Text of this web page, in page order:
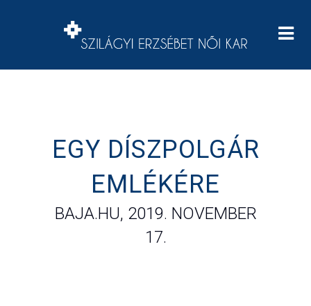
EGY DÍSZPOLGÁR
EMLÉKÉRE
BAJA.HU, 2019. NOVEMBER
17.